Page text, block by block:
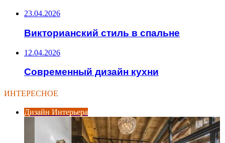
23.04.2026
Викторианский стиль в спальне
12.04.2026
Современный дизайн кухни
ИНТЕРЕСНОЕ
Дизайн Интерьера